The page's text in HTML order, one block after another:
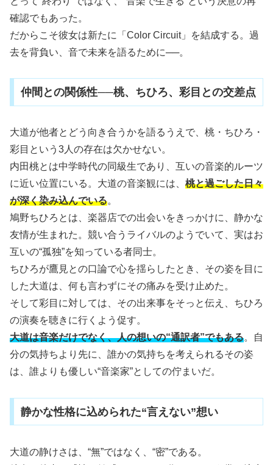
確認でもあった。
だからこそ彼女は新たに「Color Circuit」を結成する。過
去を背負い、音で未来を語るために──。
仲間との関係性──桃、ちひろ、彩目との交差点
大道が他者とどう向き合うかを語るうえで、桃・ちひろ・
彩目という3人の存在は欠かせない。
内田桃とは中学時代の同級生であり、互いの音楽的ルーツ
に近い位置にいる。大道の音楽観には、 桃と過ごした日々
が深く染み込んでいる。
鳩野ちひろとは、楽器店での出会いをきっかけに、静かな
友情が生まれた。競い合うライバルのようでいて、実はお
互いの“孤独”を知っている者同士。
ちひろが鷹見との口論で心を揺らしたとき、その姿を目に
した大道は、何も言わずにその痛みを受け止めた。
そして彩目に対しては、その出来事をそっと伝え、ちひろ
の演奏を聴きに行くよう促す。
大道は音楽だけでなく、人の想いの“通訳者”でもある。自
分の気持ちより先に、誰かの気持ちを考えられるその姿
は、誰よりも優しい“音楽家”としての佇まいだ。
静かな性格に込められた“言えない”想い
大道の静けさは、“無”ではなく、“密”である。